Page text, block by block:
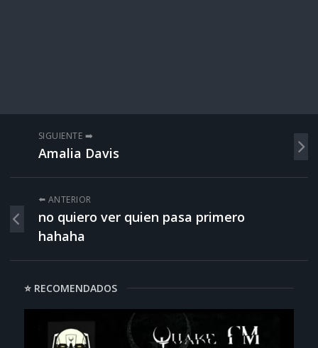
SIGUIENTE ➡️
Amalia Davis
⬅️ ANTERIOR
no quiero ver quien pasa primero
hahaha
⭐ RECOMENDADOS